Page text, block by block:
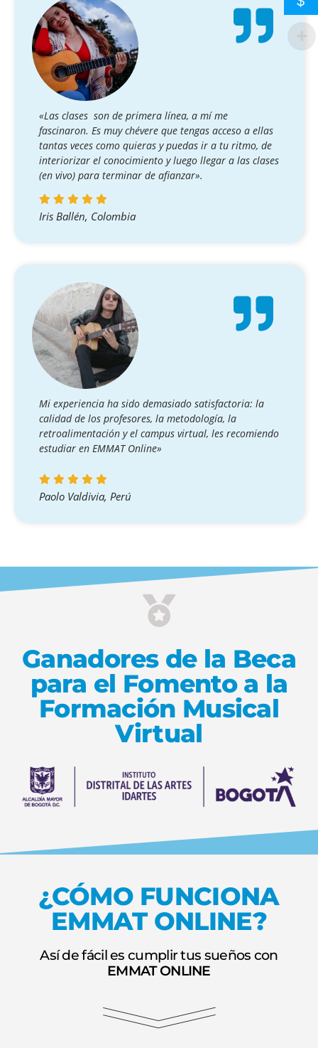
«Las clases son de primera línea, a mí me
fascinaron. Es muy chévere que tengas acceso a ellas
tantas veces como quieras y puedas ir a tu ritmo, de
interiorizar el conocimiento y luego llegar a las clases
(en vivo) para terminar de afianzar».
Iris Ballén, Colombia
Mi experiencia ha sido demasiado satisfactoria: la
calidad de los profesores, la metodología, la
retroalimentación y el campus virtual, les recomiendo
estudiar en EMMAT Online»
Paolo Valdivia, Perú
Ganadores de la Beca
para el Fomento a la
Formación Musical
Virtual
¿CÓMO FUNCIONA
EMMAT ONLINE?
Así de fácil es cumplir tus sueños con
EMMAT ONLINE